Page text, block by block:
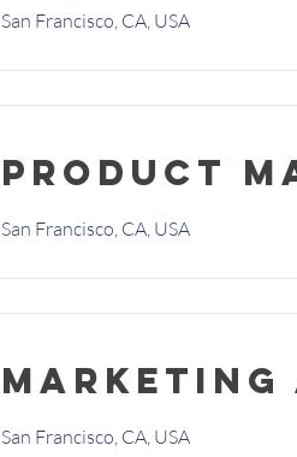
San Francisco, CA, USA
Product
San Francisco, CA, USA
Marketing
San Francisco, CA, USA